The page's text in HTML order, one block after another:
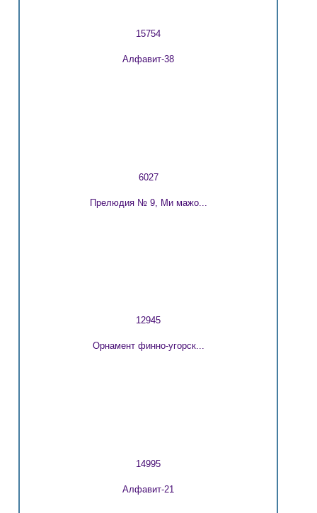
15754
Алфавит-38
6027
Прелюдия № 9, Ми мажо...
12945
Орнамент финно-угорск...
14995
Алфавит-21